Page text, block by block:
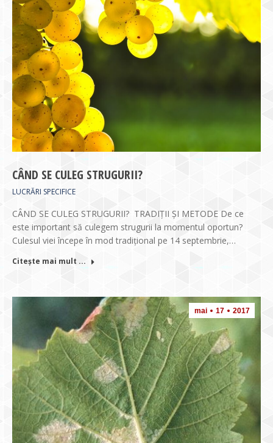
CÂND SE CULEG STRUGURII?
LUCRĂRI SPECIFICE
CÂND SE CULEG STRUGURII? TRADIȚII ȘI METODE De ce
este important să culegem strugurii la momentul oportun?
Culesul viei începe în mod tradițional pe 14 septembrie,…
Citește mai mult ...
mai 17 2017